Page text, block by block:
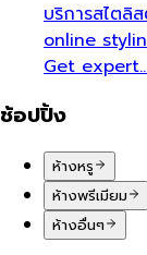
บริการสไตลิ
online
Get
ช้อปปิ้ง
ห้างหรู
ห้างพรีเมียม
ห้างอื่นๆ